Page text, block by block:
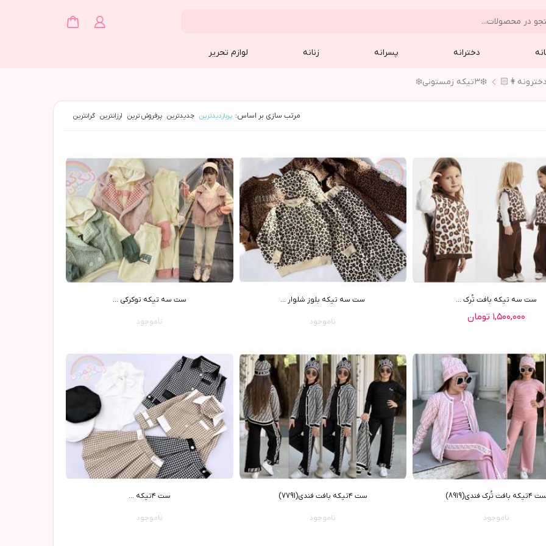
دخترانه پسرانه زنانه لوازم تحریر
❄️٣تيكه زمستوني❄️
مرتب سازی بر اساس: پربازدیدترین جدیدترین پرفروش ترین ارزانترین گرانترین
ست سه تیکه بافت تُرک ...
۱,۵۰۰,۰۰۰ تومان
ست سه تيکه بلوز شلوار ...
ناموجود
ست سه تيکه توکرکي ...
ناموجود
ست ٤تیکه بافت تُرک فندی(8919)
ناموجود
ست ٤تیکه بافت فندی(7791)
ناموجود
ست ٤تیکه ...
ناموجود